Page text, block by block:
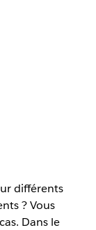
différents
? Vous
Dans le